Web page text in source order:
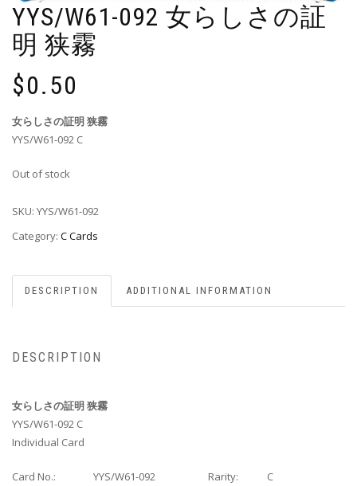
YYS/W61-092 女らしさの証
明 狭霧
$0.50
女らしさの証明 狭霧
YYS/W61-092 C
Out of stock
SKU: YYS/W61-092
Category: C Cards
DESCRIPTION ADDITIONAL INFORMATION
DESCRIPTION
女らしさの証明 狭霧
YYS/W61-092 C
Individual Card
Card No.: YYS/W61-092 Rarity:
C